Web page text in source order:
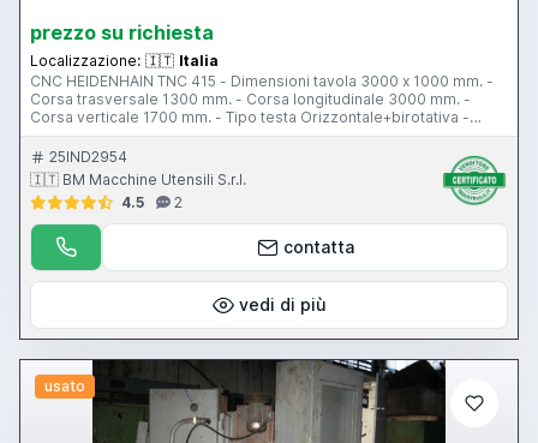
prezzo su richiesta
Localizzazione: 🇮🇹 Italia
CNC HEIDENHAIN TNC 415 - Dimensioni tavola 3000 x 1000 mm. -
Corsa trasversale 1300 mm. - Corsa longitudinale 3000 mm. -
Corsa verticale 1700 mm. - Tipo testa Orizzontale+birotativa -
Cono ISO 50 - Potenza motore mandrino 22 Kw
25IND2954
🇮🇹 BM Macchine Utensili S.r.l.
4.5
2
contatta
vedi di più
usato